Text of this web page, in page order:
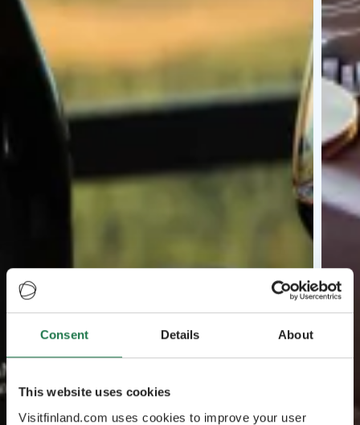
Consent Details About
This website uses cookies
Visitfinland.com uses cookies to improve your user